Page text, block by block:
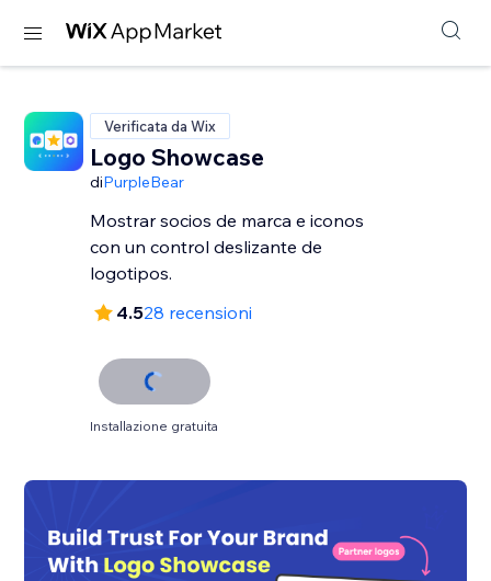
Verificata da Wix
Logo Showcase
diPurpleBear
Mostrar socios de marca e iconos
con un control deslizante de
logotipos.
4.528 recensioni
Installazione gratuita